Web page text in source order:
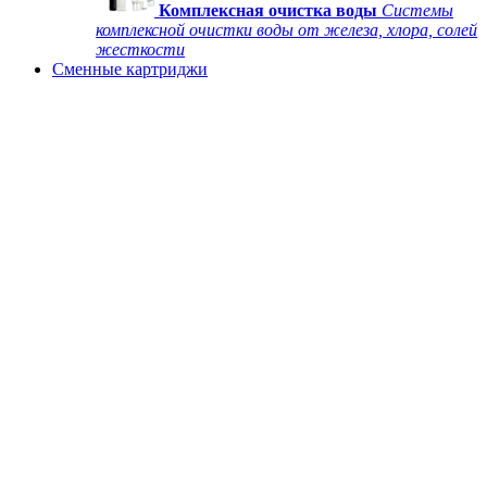
Комплексная очистка воды Системы
комплексной очистки воды от железа, хлора, солей
жесткости
Сменные картриджи